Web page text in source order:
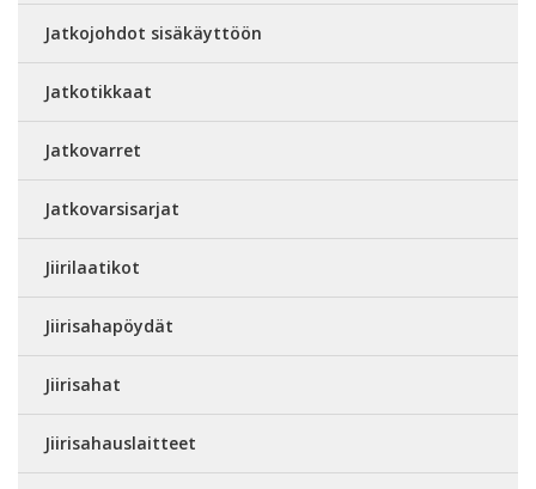
Jatkojohdot sisäkäyttöön
Jatkotikkaat
Jatkovarret
Jatkovarsisarjat
Jiirilaatikot
Jiirisahapöydät
Jiirisahat
Jiirisahauslaitteet